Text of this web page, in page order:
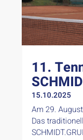
11.
15.10.2025
Am 29.
Das